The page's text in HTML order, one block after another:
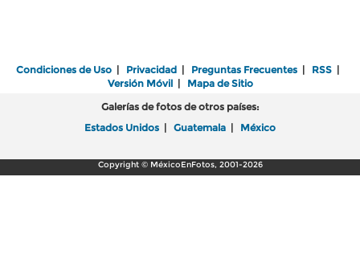
Condiciones de Uso | Privacidad | Preguntas Frecuentes | RSS |
Versión Móvil| Mapa de Sitio
Galerías de fotos de otros países:
Estados Unidos | Guatemala | México
Copyright © MéxicoEnFotos, 2001-2026